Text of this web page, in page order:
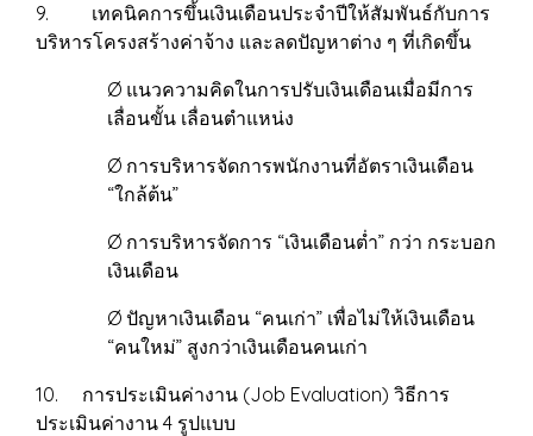
9. เทคนิคการขึ้นเงินเดือนประจำปีให้สัมพันธ์กับการ
บริหารโครงสร้างค่าจ้าง และลดปัญหาต่าง ๆ ที่เกิดขึ้น
Ø แนวความคิดในการปรับเงินเดือนเมื่อมีการ
เลื่อนขั้น เลื่อนตำแหน่ง
Ø การบริหารจัดการพนักงานที่อัตราเงินเดือน
“ใกล้ต้น”
Ø การบริหารจัดการ “เงินเดือนต่ำ” กว่า กระบอก
เงินเดือน
Ø ปัญหาเงินเดือน “คนเก่า” เพื่อไม่ให้เงินเดือน
“คนใหม่” สูงกว่าเงินเดือนคนเก่า
10. การประเมินค่างาน (Job Evaluation) วิธีการ
ประเมินค่างาน 4 รูปแบบ